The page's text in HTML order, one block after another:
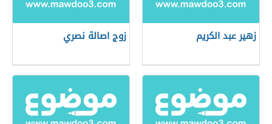
زهير عبد الكريم زوج اصالة نصري